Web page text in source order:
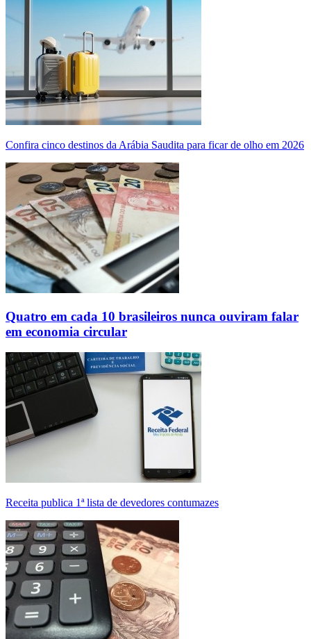
Confira cinco destinos da Arábia Saudita para ficar de olho em 2026
Quatro em cada 10 brasileiros nunca ouviram falar
em economia circular
Receita publica 1ª lista de devedores contumazes